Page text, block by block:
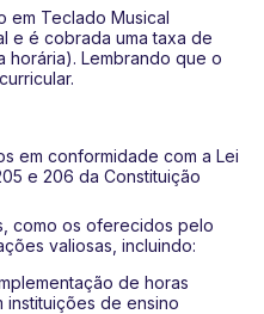
em Teclado Musical
e é cobrada uma taxa de
horária). Lembrando que o
em conformidade com a Lei
e 206 da Constituição
como os oferecidos pelo
valiosas, incluindo:
de horas
instituições de ensino